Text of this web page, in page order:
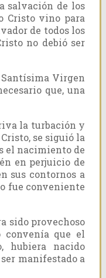
salvación de los
Cristo vino para
de todos los
no debió ser
Virgen
que, una
la turbación y
se siguió la
el nacimiento de
en perjuicio de
sus contornos a
fue conveniente
sido provechoso
convenía que el
hubiera nacido
manifestado a